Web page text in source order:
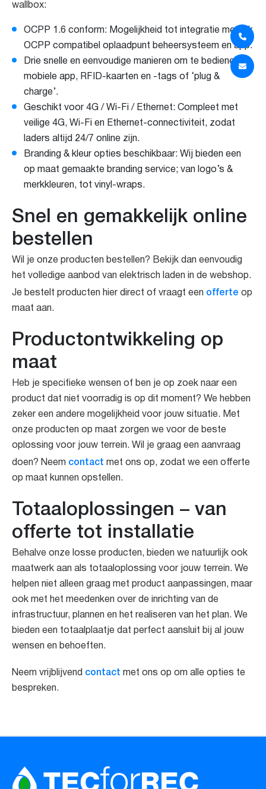
wallbox:
OCPP 1.6 conform: Mogelijkheid tot integratie met elk
OCPP compatibel oplaadpunt beheersysteem en app.
Drie snelle en eenvoudige manieren om te bedienen:
mobiele app, RFID-kaarten en -tags of ‘plug &
charge’.
Geschikt voor 4G / Wi-Fi / Ethernet: Compleet met
veilige 4G, Wi-Fi en Ethernet-connectiviteit, zodat
laders altijd 24/7 online zijn.
Branding & kleur opties beschikbaar: Wij bieden een
op maat gemaakte branding service; van logo’s &
merkkleuren, tot vinyl-wraps.
Snel en gemakkelijk online
bestellen
Wil je onze producten bestellen? Bekijk dan eenvoudig
het volledige aanbod van elektrisch laden in de webshop.
Je bestelt producten hier direct of vraagt een offerte op
maat aan.
Productontwikkeling op
maat
Heb je specifieke wensen of ben je op zoek naar een
product dat niet voorradig is op dit moment? We hebben
zeker een andere mogelijkheid voor jouw situatie. Met
onze producten op maat zorgen we voor de beste
oplossing voor jouw terrein. Wil je graag een aanvraag
doen? Neem contact met ons op, zodat we een offerte
op maat kunnen opstellen.
Totaaloplossingen – van
offerte tot installatie
Behalve onze losse producten, bieden we natuurlijk ook
maatwerk aan als totaaloplossing voor jouw terrein. We
helpen niet alleen graag met product aanpassingen, maar
ook met het meedenken over de inrichting van de
infrastructuur, plannen en het realiseren van het plan. We
bieden een totaalplaatje dat perfect aansluit bij al jouw
wensen en behoeften.
Neem vrijblijvend contact met ons op om alle opties te
bespreken.